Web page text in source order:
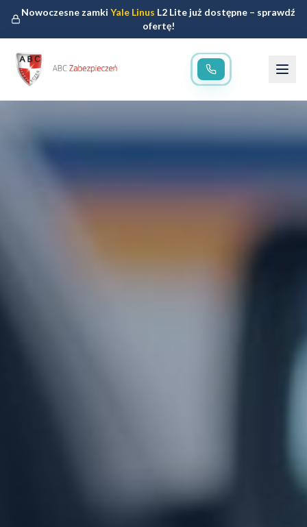
Nowoczesne zamkiYale Linus L2 Lite już dostępne – sprawdź
ofertę!